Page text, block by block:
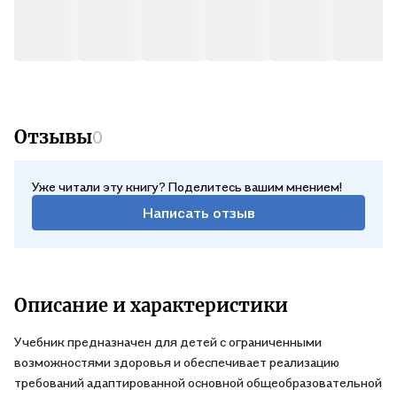
Отзывы0
Уже читали эту книгу? Поделитесь вашим мнением!
Написать отзыв
Описание и характеристики
Учебник предназначен для детей с ограниченными
возможностями здоровья и обеспечивает реализацию
требований адаптированной основной общеобразовательной